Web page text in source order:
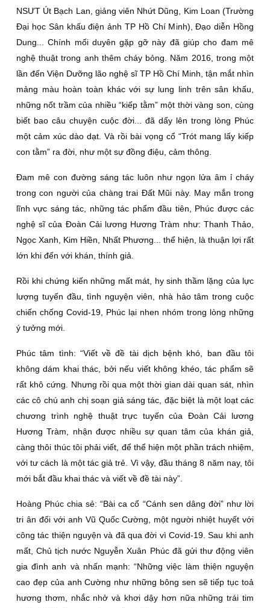
NSƯT Út Bạch Lan, giảng viên Nhứt Dũng, Kim Loan (Trường
Đại học Sân khấu điện ảnh TP Hồ Chí Minh), Đạo diễn Hồng
Dung... Chính mối duyên gặp gỡ này đã giúp cho đam mê
nghệ thuật trong anh thêm cháy bỏng. Năm 2016, trong một
lần đến Viện Dưỡng lão nghệ sĩ TP Hồ Chí Minh, tận mắt nhìn
mảng màu hoàn toàn khác với sự lung linh trên sân khấu,
những nốt trầm của nhiều “kiếp tằm” một thời vàng son, cùng
biết bao câu chuyện cuộc đời... đã dấy lên trong lòng Phúc
một cảm xúc dào dạt. Và rồi bài vọng cổ “Trót mang lấy kiếp
con tằm” ra đời, như một sự đồng điệu, cảm thông.
Đam mê con đường sáng tác luôn như ngọn lửa âm ỉ cháy
trong con người của chàng trai Đất Mũi này. May mắn trong
lĩnh vực sáng tác, những tác phẩm đầu tiên, Phúc được các
nghệ sĩ của Đoàn Cải lương Hương Tràm như: Thanh Thảo,
Ngọc Xanh, Kim Hiền, Nhất Phương... thể hiện, là thuận lợi rất
lớn khi đến với khán, thính giả.
Rồi khi chứng kiến những mất mát, hy sinh thầm lặng của lực
lượng tuyến đầu, tình nguyện viên, nhà hảo tâm trong cuộc
chiến chống Covid-19, Phúc lại nhen nhóm trong lòng những
ý tưởng mới.
Phúc tâm tình: “Viết về đề tài dịch bệnh khó, ban đầu tôi
không dám khai thác, bởi nếu viết không khéo, tác phẩm sẽ
rất khô cứng. Nhưng rồi qua một thời gian dài quan sát, nhìn
các cô chú anh chị soạn giả sáng tác, đặc biệt là một loạt các
chương trình nghệ thuật trực tuyến của Đoàn Cải lương
Hương Tràm, nhận được nhiều sự quan tâm của khán giả,
càng thôi thúc tôi phải viết, để thể hiện một phần trách nhiệm,
với tư cách là một tác giả trẻ. Vì vậy, đầu tháng 8 năm nay, tôi
mới bắt đầu khai thác và viết về đề tài này”.
Hoàng Phúc chia sẻ: “Bài ca cổ “Cánh sen dâng đời” như lời
tri ân đối với anh Vũ Quốc Cường, một người nhiệt huyết với
công tác thiện nguyện và đã qua đời vì Covid-19. Sau khi anh
mất, Chủ tịch nước Nguyễn Xuân Phúc đã gửi thư động viên
gia đình anh và nhấn mạnh: “Những việc làm thiện nguyện
cao đẹp của anh Cường như những bông sen sẽ tiếp tục toả
hương thơm, nhắc nhở và khơi dậy hơn nữa những trái tim